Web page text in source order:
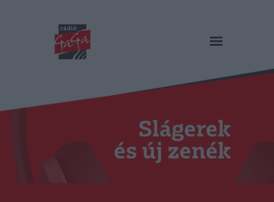
RÁDIÓ GAGA
Műsorok
Duma Duba
Podcast és videók
Stáb